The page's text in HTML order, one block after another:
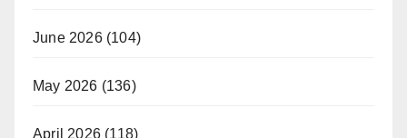
June 2026(104)
May 2026 (136)
April 2026 (118)